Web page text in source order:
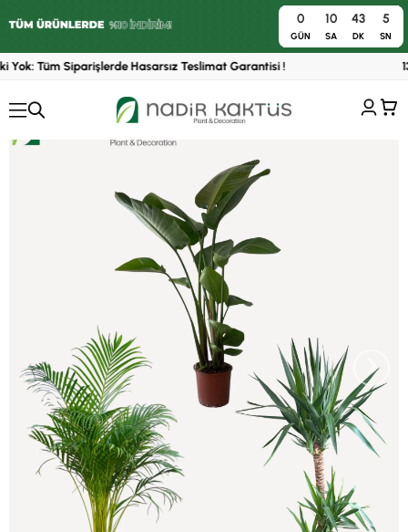
0
GÜN
10
SA
43
DK
4
SN
Yok: Tüm Siparişlerde Hasarsız Teslimat Garantisi !
›